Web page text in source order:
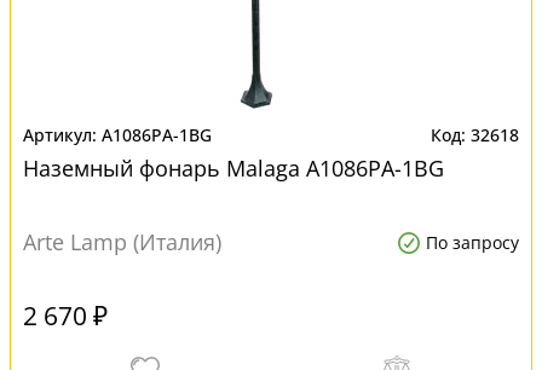
A1086PA-1BG 32618
Наземный фонарь Malaga A1086PA-1BG
Arte Lamp (Италия) По запросу
2 670 ₽